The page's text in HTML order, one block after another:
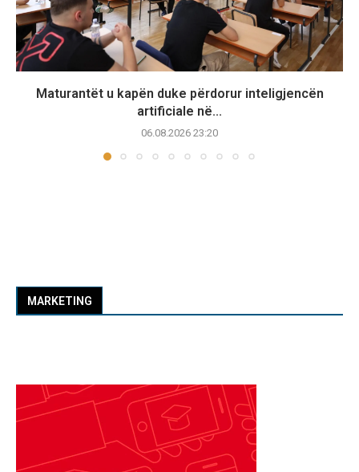
Maturantët u kapën duke përdorur inteligjencën
artificiale në...
06.08.2026 23:20
MARKETING